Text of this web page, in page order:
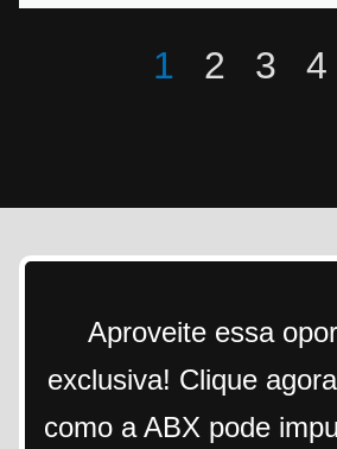
1 2 3 4
Aproveite essa
exclusiva! Clique
como a ABX pode